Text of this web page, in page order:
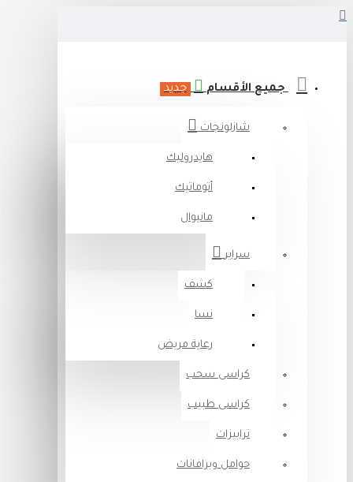
جميع الأقسام جديد
شازلونجات
هايدروليك
أتوماتيك
مانيوال
كشف
رعاية مريض
كراسى سحب
كراسى طبيب
ترابيزات
حوامل وبرافانات